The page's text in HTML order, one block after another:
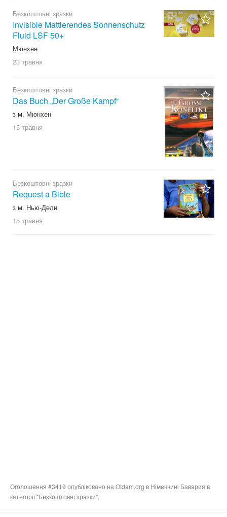
Безкоштовні зразки
Invisible Mattierendes Sonnenschutz
Fluid LSF 50+
Мюнхен
23 травня
Безкоштовні зразки
Das Buch „Der Große Kampf“
з м. Мюнхен
15 травня
Безкоштовні зразки
Request a Bible
з м. Нью-Дели
15 травня
Оголошення #3419 опубліковано на Otdam.org в Німеччині Бавария в
категорії "Безкоштовні зразки".